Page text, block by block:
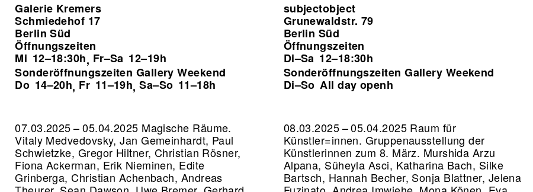
Galerie Kremers
Schmiedehof 17
Berlin Süd
Öffnungszeiten
Mi 12–18:30h, Fr–Sa 12–19h
Sonderöffnungszeiten Gallery Weekend
Do 14–20h, Fr 11–19h,Sa–So 11–18h
07.03.2025 – 05.04.2025 Magische Räume.
Vitaly Medvedovsky, Jan Gemeinhardt, Paul
Schwietzke, Gregor Hiltner, Christian Rösner,
Fiona Ackerman, Erik Nieminen, Edite
Grinberga, Christian Achenbach, Andreas
subjectobject
Grunewaldstr. 79
Berlin Süd
Öffnungszeiten
Di–Sa 12–18:30h
Sonderöffnungszeiten Gallery Weekend
Di–So All day openh
08.03.2025 – 05.04.2025 Raum für
Künstler=innen. Gruppenausstellung der
Künstlerinnen zum 8. März. Murshida Arzu
Alpana, Süheyla Asci, Katharina Bach, Silke
Bartsch, Hannah Becher, Sonja Blattner, Jelena